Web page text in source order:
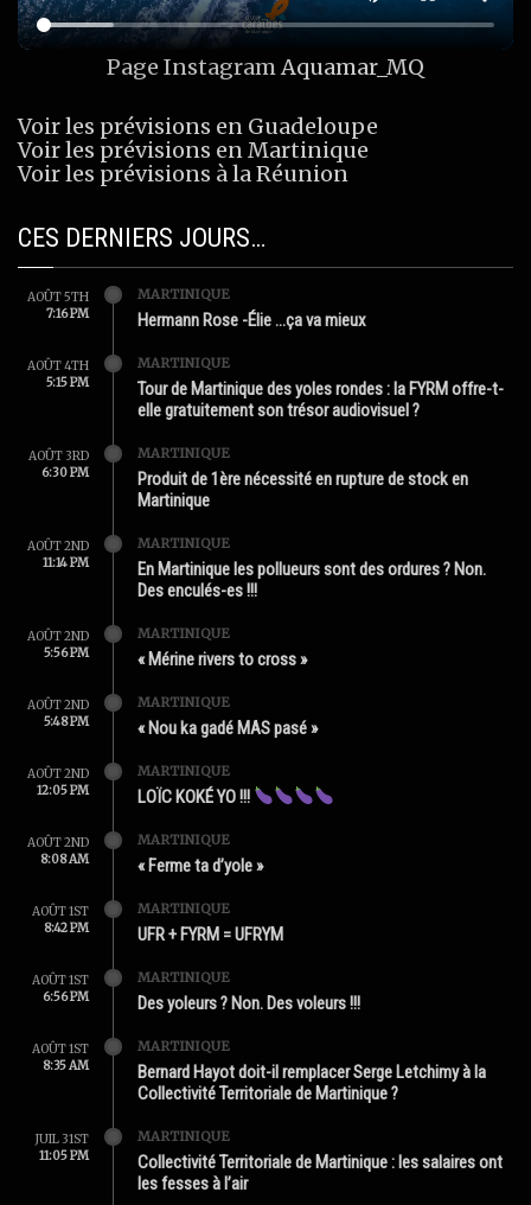
Page Instagram Aquamar_MQ
Voir les prévisions en Guadeloupe
Voir les prévisions en Martinique
Voir les prévisions à la Réunion
CES DERNIERS JOURS…
AOÛT 5TH
7:16 PM
MARTINIQUE
Hermann Rose -Élie …ça va mieux
AOÛT 4TH
5:15 PM
MARTINIQUE
Tour de Martinique des yoles rondes : la FYRM offre-t-
elle gratuitement son trésor audiovisuel ?
AOÛT 3RD
6:30 PM
MARTINIQUE
Produit de 1ère nécessité en rupture de stock en
Martinique
AOÛT 2ND
11:14 PM
MARTINIQUE
En Martinique les pollueurs sont des ordures ? Non.
Des enculés-es !!!
AOÛT 2ND
5:56 PM
MARTINIQUE
« Mérine rivers to cross »
AOÛT 2ND
5:48 PM
MARTINIQUE
« Nou ka gadé MAS pasé »
AOÛT 2ND
12:05 PM
MARTINIQUE
LOÏC KOKÉ YO !!!
AOÛT 2ND
8:08 AM
MARTINIQUE
« Ferme ta d’yole »
AOÛT 1ST
8:42 PM
MARTINIQUE
UFR + FYRM = UFRYM
AOÛT 1ST
6:56 PM
MARTINIQUE
Des yoleurs ? Non. Des voleurs !!!
AOÛT 1ST
8:35 AM
MARTINIQUE
Bernard Hayot doit-il remplacer Serge Letchimy à la
Collectivité Territoriale de Martinique ?
JUIL 31ST
11:05 PM
MARTINIQUE
Collectivité Territoriale de Martinique : les salaires ont
les fesses à l’air